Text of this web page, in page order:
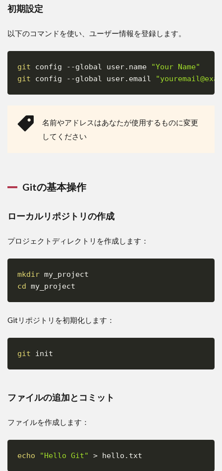
Git
活
ブラ
運用
ブラン
ブラン
コン
の解
3.2.1
の発生
リクト
手順
3.3
ンチ
戦略
3.3.1
ー（Git
初期設定
以下のコマンドを使い、ユーザー情報を登録します。
git config --global user.name
"Your Name"
git config --global user.email
名前やアドレスはあなたが使用するものに変更
してください
Gitの基本操作
ローカルリポジトリの作成
プロジェクトディレクトリを作成します：
mkdir
cd
Gitリポジトリを初期化します：
git
ファイルの追加とコミット
ファイルを作成します：
echo "Hello Git" > hello.txt